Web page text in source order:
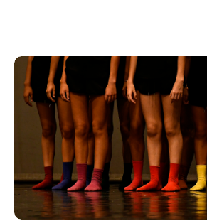
Política de Privacidade
Política de Cookies
Acompanhe a Leiria Agenda
CULTURA
DESPORTO